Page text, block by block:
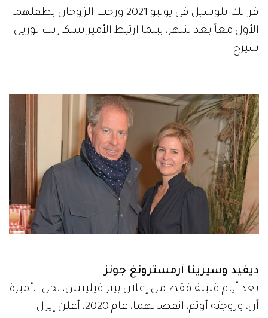
فرانك بلوسيل في يوليو 2021 ورحب الزوجان بطفلهما
الأول معاً بعد شهر، بينما ارتبط الأمير بسكاريت لورين
سيرج.
ديفيد وسيرينا أرمسترونغ جونز
بعد أيام قليلة فقط من إعلان بيتر فيليبس، نجل الأميرة
آن، وزوجته أوتم، انفصالهما، عام 2020، أعلن إيرل